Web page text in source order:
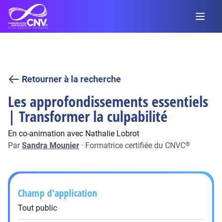
Retourner à la recherche
Les approfondissements essentiels
| Transformer la culpabilité
En co-animation avec Nathalie Lobrot
ParSandra Mounier · Formatrice certifiée du CNVC®
Champ d'application
Tout public